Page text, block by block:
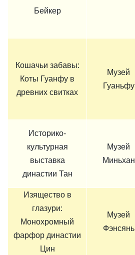
Бейкер
Кошачьи забавы:
Коты Гуанфу в
древних свитках
Музей
Гуаньфу
Историко-
культурная
выставка
династии Тан
Музей
Миньхан
Изящество в
глазури:
Монохромный
фарфор династии
Цин
Музей
Фэнсянь